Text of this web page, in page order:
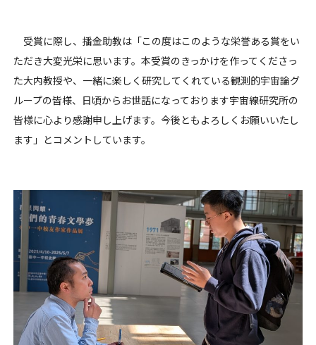
受賞に際し、播金助教は「この度はこのような栄誉ある賞をい
ただき大変光栄に思います。本受賞のきっかけを作ってくださっ
た大内教授や、一緒に楽しく研究してくれている観測的宇宙論グ
ループの皆様、日頃からお世話になっております宇宙線研究所の
皆様に心より感謝申し上げます。今後ともよろしくお願いいたし
ます」とコメントしています。